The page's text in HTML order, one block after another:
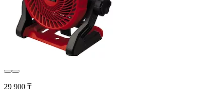
29 900 ₸